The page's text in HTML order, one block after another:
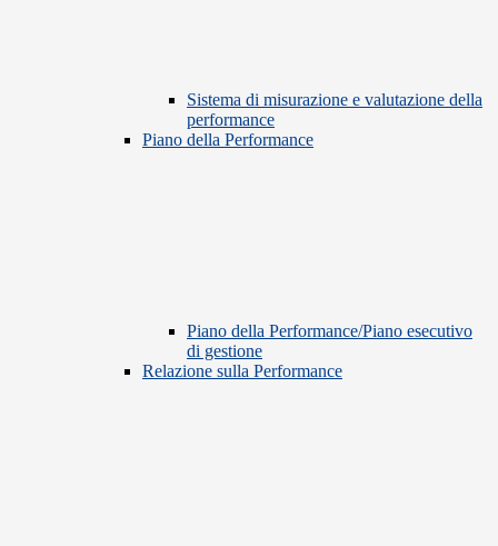
Sistema di misurazione e valutazione della
performance
Piano della Performance
Piano della Performance/Piano esecutivo
di gestione
Relazione sulla Performance